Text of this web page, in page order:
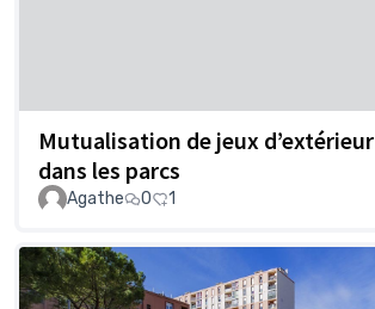
Mutualisation de jeux d’extérieur
dans les parcs
Agathe 0 1